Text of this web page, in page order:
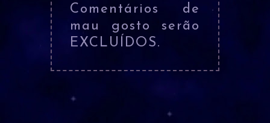
Comentários de
mau gosto serão
EXCLUÍDOS.